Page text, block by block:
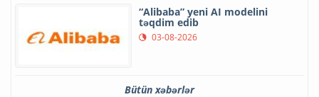
“Alibaba” yeni AI modelini
təqdim edib
03-08-2026
Bütün xəbərlər